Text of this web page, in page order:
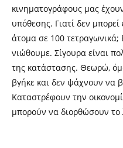
κινηματογράφους μας
υπόθεσης. Γιατί δεν
άτομα σε 100 τετραγωνικά;
νιώθουμε. Σίγουρα είναι
της κατάστασης. Θεωρώ,
βγήκε και δεν ψάχνουν να
Καταστρέφουν την
μπορούν να διορθώσουν το